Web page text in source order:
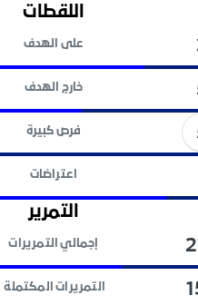
اللقطات
على الهدف
خارج الهدف
فرص كبيرة
اعتراضات
التمرير
إجمالي التمريرات
التمريرات المكتملة